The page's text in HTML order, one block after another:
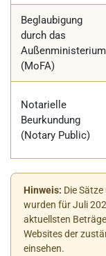
Beglaubigung
durch das
Außenministerium
(MoFA)
Notarielle
Beurkundung
(Notary Public)
Hinweis: Die
wurden für Juli
aktuellsten
Websites der
einsehen.